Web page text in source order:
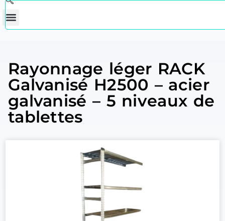
Rayonnage léger RACK
Galvanisé H2500 – acier
galvanisé – 5 niveaux de
tablettes